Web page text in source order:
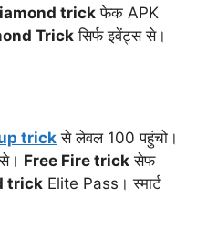
trick फेक APK
Trick सिर्फ इवेंट्स से।
trick से लेवल 100 पहुंचो।
Free Fire trick सेफ
trick Elite Pass। स्मार्ट